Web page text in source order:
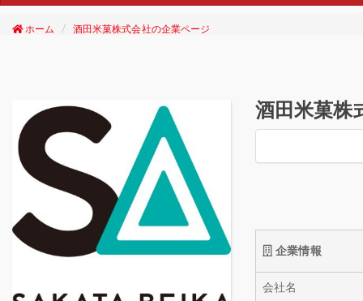
ホーム 酒田米菓株式会社の企業ページ
酒田米菓株
企業情報
会社名